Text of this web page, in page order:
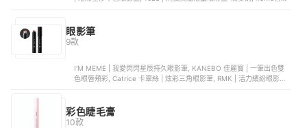
眼影筆
9款
I'M MEME | 我愛閃閃星辰持久眼影筆, KANEBO 佳麗寶 | 一筆出色雙
色眼唇頰彩, Catrice 卡翠絲 | 炫彩三角眼影筆, RMK | 活力繽紛眼影筆,
彩色睫毛膏
10款